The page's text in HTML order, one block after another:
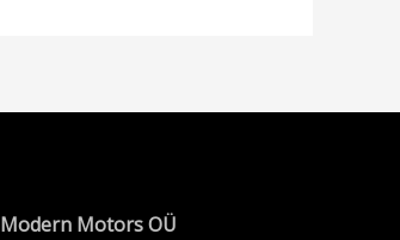
Modern Motors OÜ